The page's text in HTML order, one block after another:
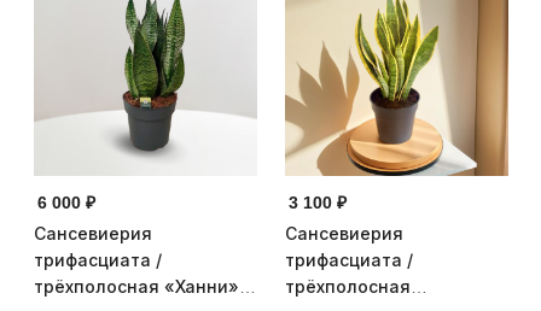
6 000 ₽
Сансевиерия
трифасциата /
трёхполосная «Ханни»,
3 100 ₽
Сансевиерия
трифасциата /
трёхполосная